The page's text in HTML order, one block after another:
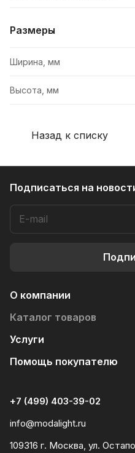
Размеры
Ширина, мм
Высота, мм
Назад к списку
Подписаться на
О компании
Каталог товаров
Услуги
Помощь покупателю
+7 (499) 403-39-02
info@modalight.ru
109316 г. Москва, ул.